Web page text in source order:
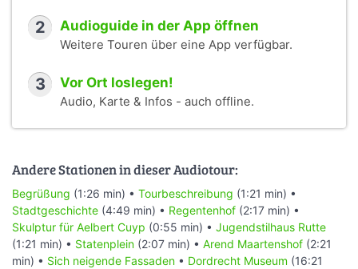
2 Audioguide in der App öffnen
Weitere Touren über eine App verfügbar.
3 Vor Ort loslegen!
Audio, Karte & Infos - auch offline.
Andere Stationen in dieser Audiotour:
Begrüßung (1:26 min) • Tourbeschreibung (1:21 min) •
Stadtgeschichte (4:49 min) • Regentenhof (2:17 min) •
Skulptur für Aelbert Cuyp (0:55 min) • Jugendstilhaus Rutte
(1:21 min) • Statenplein (2:07 min) • Arend Maartenshof (2:21
min) • Sich neigende Fassaden • Dordrecht Museum (16:21